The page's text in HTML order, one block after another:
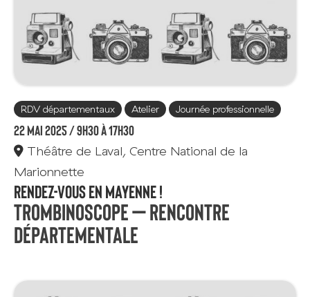
RDV départementaux Atelier Journée professionnelle
22 mai 2025 /9h30 à 17h30
Théâtre de Laval, Centre National de la
Marionnette
Rendez-vous en Mayenne !
Trombinoscope – rencontre
départementale